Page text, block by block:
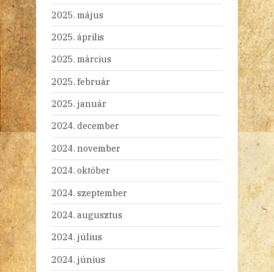
2025. május
2025. április
2025. március
2025. február
2025. január
2024. december
2024. november
2024. október
2024. szeptember
2024. augusztus
2024. július
2024. június